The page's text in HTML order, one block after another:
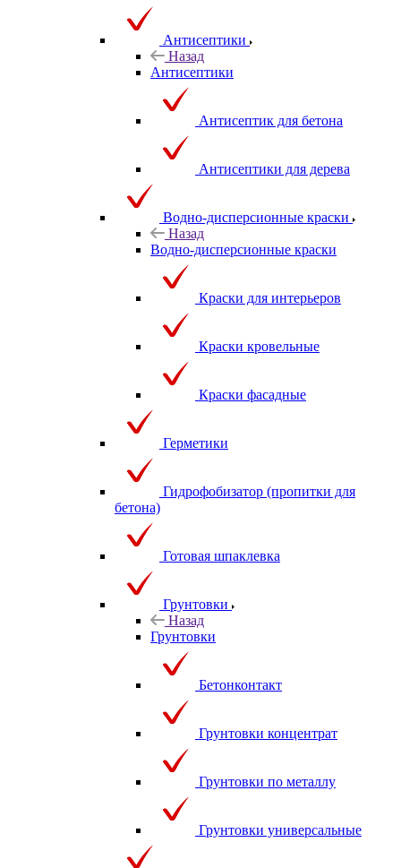
Антисептики
Назад
Антисептики
Антисептик для бетона
Антисептики для дерева
Водно-дисперсионные краски
Назад
Водно-дисперсионные краски
Краски для интерьеров
Краски кровельные
Краски фасадные
Герметики
Гидрофобизатор (пропитки для
бетона)
Готовая шпаклевка
Грунтовки
Назад
Грунтовки
Бетонконтакт
Грунтовки концентрат
Грунтовки по металлу
Грунтовки универсальные